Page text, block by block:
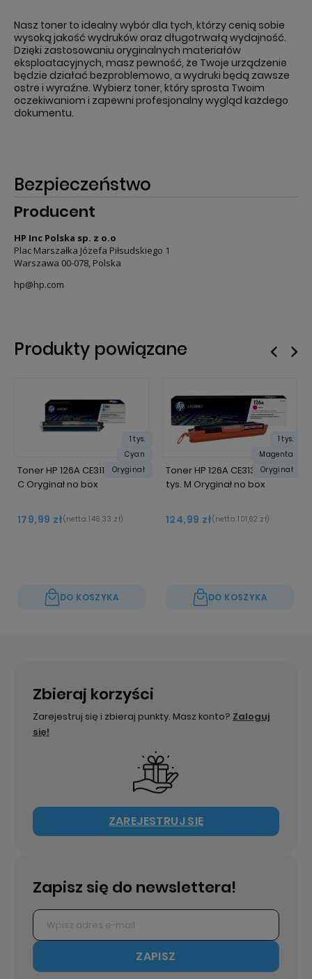
Nasz toner to idealny wybór dla tych, którzy cenią sobie
wysoką jakość wydruków oraz długotrwałą wydajność.
Dzięki zastosowaniu oryginalnych materiałów
eksploatacyjnych, masz pewność, że Twoje urządzenie
będzie działać bezproblemowo, a wydruki będą zawsze
ostre i wyraźne. Wybierz toner, który sprosta Twoim
oczekiwaniom i zapewni profesjonalny wygląd każdego
dokumentu.
Bezpieczeństwo
Producent
HP Inc Polska sp. z o.o
Plac Marszałka Józefa Piłsudskiego 1
Warszawa 00-078, Polska
hp@hp.com
Produkty powiązane
1 tys.
Cyan
Oryginał
Toner HP 126A CE311A 1 tys.
C Oryginał no box
179,99 zł(netto: 146,33 zł)
DO KOSZYKA
1 tys.
Magenta
Oryginał
Toner HP 126A CE313A 1
tys. M Oryginał no box
124,99 zł(netto: 101,62 zł)
DO KOSZYKA
Zbieraj korzyści
Zarejestruj się i zbieraj punkty. Masz konto? Zaloguj
się!
ZAREJESTRUJ SIĘ
Zapisz się do newslettera!
ZAPISZ